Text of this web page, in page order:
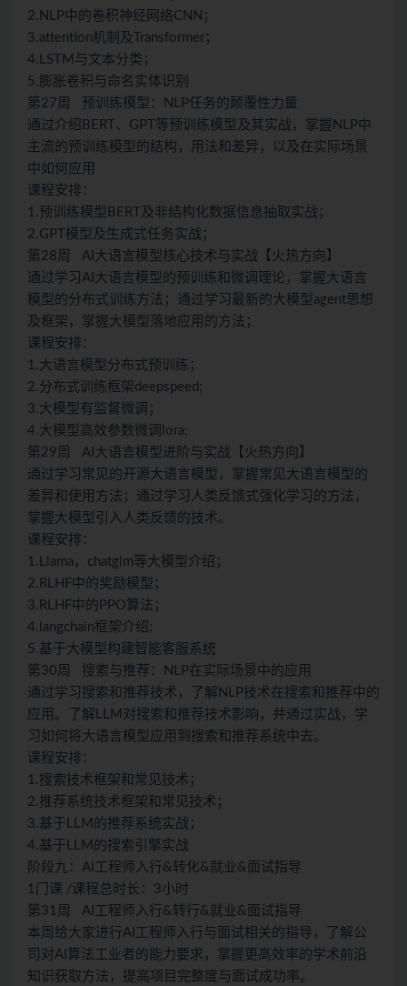
2.NLP中的卷积神经网络CNN；
3.attention机制及Transformer；
4.LSTM与文本分类；
5.膨胀卷积与命名实体识别
第27周 预训练模型：NLP任务的颠覆性力量
通过介绍BERT、GPT等预训练模型及其实战，掌握NLP中
主流的预训练模型的结构，用法和差异，以及在实际场景
中如何应用
课程安排：
1.预训练模型BERT及非结构化数据信息抽取实战；
2.GPT模型及生成式任务实战；
第28周 AI大语言模型核心技术与实战【火热方向】
通过学习AI大语言模型的预训练和微调理论，掌握大语言
模型的分布式训练方法；通过学习最新的大模型agent思想
及框架，掌握大模型落地应用的方法；
课程安排：
1.大语言模型分布式预训练；
2.分布式训练框架deepspeed;
3.大模型有监督微调；
4.大模型高效参数微调lora;
第29周 AI大语言模型进阶与实战【火热方向】
通过学习常见的开源大语言模型，掌握常见大语言模型的
差异和使用方法；通过学习人类反馈式强化学习的方法，
掌握大模型引入人类反馈的技术。
课程安排：
1.Llama，chatglm等大模型介绍；
2.RLHF中的奖励模型；
3.RLHF中的PPO算法；
4.langchain框架介绍;
5.基于大模型构建智能客服系统
第30周 搜索与推荐：NLP在实际场景中的应用
通过学习搜索和推荐技术，了解NLP技术在搜索和推荐中的
应用。了解LLM对搜索和推荐技术影响，并通过实战，学
习如何将大语言模型应用到搜索和推荐系统中去。
课程安排：
1.搜索技术框架和常见技术；
2.推荐系统技术框架和常见技术；
3.基于LLM的推荐系统实战；
4.基于LLM的搜索引擎实战
阶段九：AI工程师入行&转化&就业&面试指导
1门课 /课程总时长：3小时
第31周 AI工程师入行&转行&就业&面试指导
本周给大家进行AI工程师入行与面试相关的指导，了解公
司对AI算法工业者的能力要求，掌握更高效率的学术前沿
知识获取方法，提高项目完整度与面试成功率。